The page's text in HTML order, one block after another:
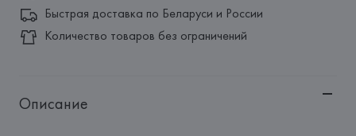
Быстрая доставка по Беларуси и России
Количество товаров без ограничений
Описание